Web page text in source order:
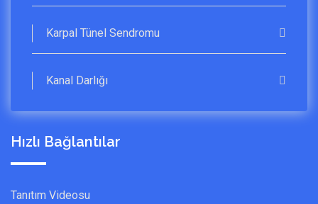
Karpal Tünel Sendromu
Kanal Darlığı
Hızlı Bağlantılar
Tanıtım Videosu